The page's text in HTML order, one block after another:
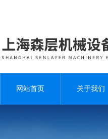
网站首页 关于我们